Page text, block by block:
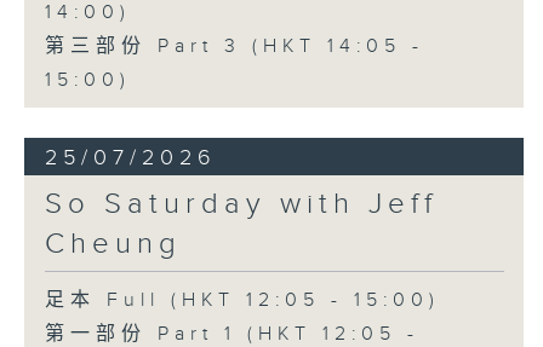
14:00)
第三部份 Part 3 (HKT 14:05 -
15:00)
25/07/2026
So Saturday with Jeff
Cheung
足本 Full (HKT 12:05 - 15:00)
第一部份 Part 1 (HKT 12:05 -